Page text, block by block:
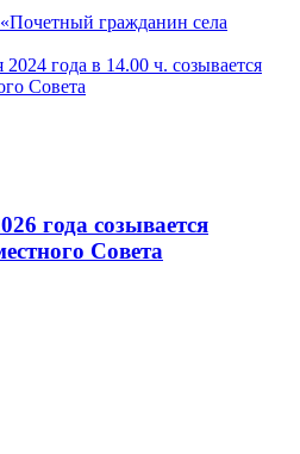
гражданин села
года в 14.00 ч. созывается
Совета
года созывается
Совета